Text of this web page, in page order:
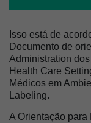
Isso está de
Documento de
Administration
Health Care
Médicos em
Labeling.
A Orientação para